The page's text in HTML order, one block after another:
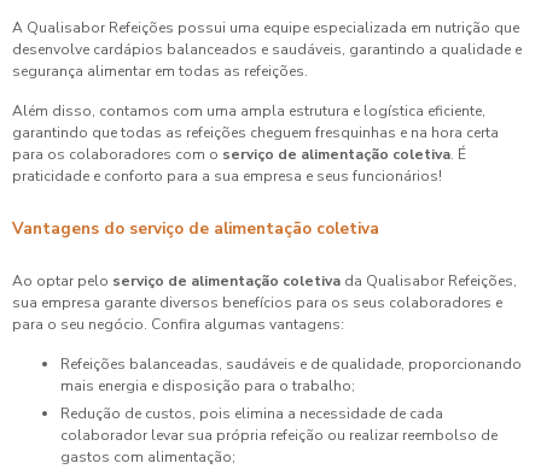
A Qualisabor Refeições possui uma equipe especializada em nutrição que
desenvolve cardápios balanceados e saudáveis, garantindo a qualidade e
segurança alimentar em todas as refeições.
Além disso, contamos com uma ampla estrutura e logística eficiente,
garantindo que todas as refeições cheguem fresquinhas e na hora certa
para os colaboradores com o serviço de alimentação coletiva. É
praticidade e conforto para a sua empresa e seus funcionários!
Vantagens do serviço de alimentação coletiva
Ao optar pelo serviço de alimentação coletiva da Qualisabor Refeições,
sua empresa garante diversos benefícios para os seus colaboradores e
para o seu negócio. Confira algumas vantagens:
Refeições balanceadas, saudáveis e de qualidade, proporcionando
mais energia e disposição para o trabalho;
Redução de custos, pois elimina a necessidade de cada
colaborador levar sua própria refeição ou realizar reembolso de
gastos com alimentação;